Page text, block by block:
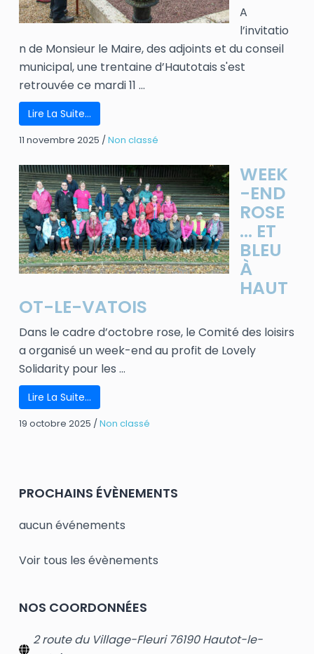
A
l’invitatio
n de Monsieur le Maire, des adjoints et du conseil
municipal, une trentaine d’Hautotais s'est
retrouvée ce mardi 11 ...
Lire La Suite…
11 novembre 2025 /Non classé
WEEK
-END
ROSE
… ET
BLEU
À
HAUT
OT-LE-VATOIS
Dans le cadre d’octobre rose, le Comité des loisirs
a organisé un week-end au profit de Lovely
Solidarity pour les ...
Lire La Suite…
19 octobre 2025 /Non classé
PROCHAINS ÉVÈNEMENTS
aucun événements
Voir tous les évènements
NOS COORDONNÉES
2 route du Village-Fleuri 76190 Hautot-le-